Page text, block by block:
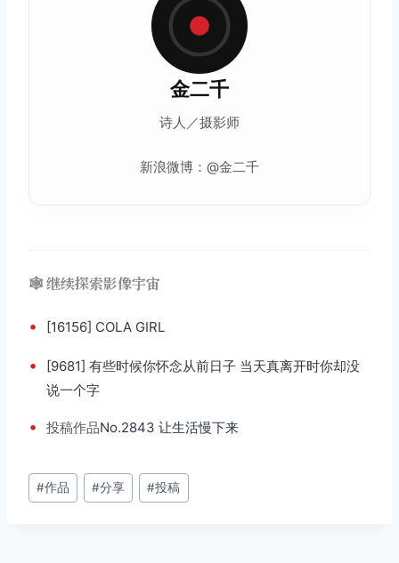
金二千
诗人／摄影师
新浪微博：@金二千
🕸️ 继续探索影像宇宙
• [16156] COLA GIRL
•
[9681] 有些时候你怀念从前日子 当天真离开时你却没
说一个字
• 投稿作品No.2843 让生活慢下来
文
章
#作品 #分享 #投稿